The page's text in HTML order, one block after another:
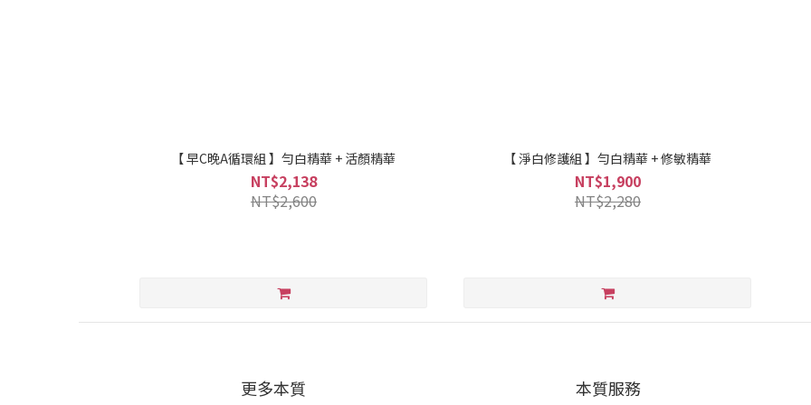
【 早C晚A循環組 】勻白精華 + 活顏精華
NT$2,138
NT$2,600
【 淨白修護組 】勻白精華 + 修敏精華
NT$1,900
NT$2,280
更多本質 本質服務